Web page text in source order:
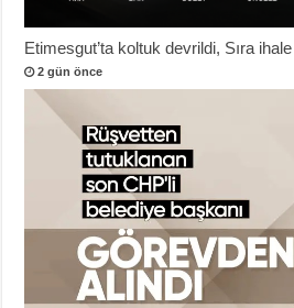
Etimesgut’ta koltuk devrildi, Sıra
2 gün önce